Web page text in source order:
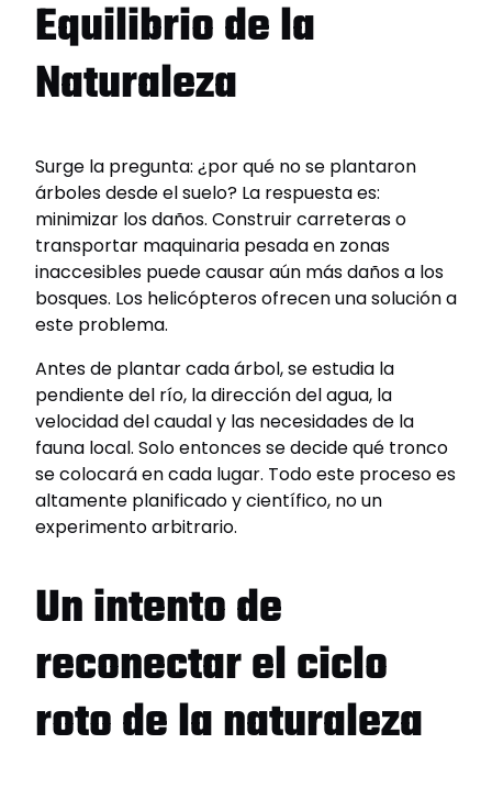
Equilibrio de la
Naturaleza
Surge la pregunta: ¿por qué no se plantaron
árboles desde el suelo? La respuesta es:
minimizar los daños. Construir carreteras o
transportar maquinaria pesada en zonas
inaccesibles puede causar aún más daños a los
bosques. Los helicópteros ofrecen una solución a
este problema.
Antes de plantar cada árbol, se estudia la
pendiente del río, la dirección del agua, la
velocidad del caudal y las necesidades de la
fauna local. Solo entonces se decide qué tronco
se colocará en cada lugar. Todo este proceso es
altamente planificado y científico, no un
experimento arbitrario.
Un intento de
reconectar el ciclo
roto de la naturaleza